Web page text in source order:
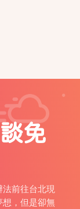
免
前往台北現
，但是卻無